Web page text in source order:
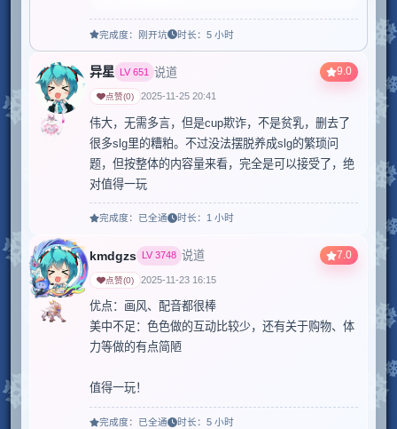
当前评论包含部分剧透
完成度： 刚开坑 时长： 5 小时
9.0
异星 LV651 说道
点赞(0) 2025-11-25 20:41
伟大，无需多言，但是cup欺诈，不是贫乳，删去了
很多slg里的糟粕。不过没法摆脱养成slg的繁琐问
题，但按整体的内容量来看，完全是可以接受了，绝
对值得一玩
完成度： 已全通 时长： 1 小时
7.0
kmdgzs LV3748 说道
点赞(0) 2025-11-23 16:15
优点：画风、配音都很棒
美中不足：色色做的互动比较少，还有关于购物、体
力等做的有点简陋
值得一玩！
完成度： 已全通 时长： 5 小时